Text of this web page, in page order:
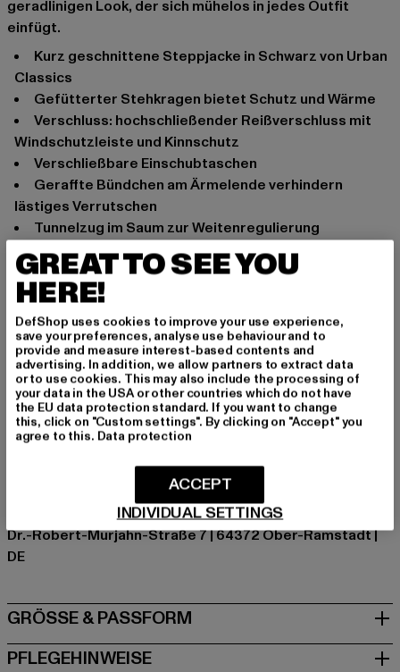
geradlinigen Look, der sich mühelos in jedes Outfit
einfügt.
Kurz geschnittene Steppjacke in Schwarz von Urban
Classics
Gefütterter Stehkragen bietet Schutz und Wärme
Verschluss: hochschließender Reißverschluss mit
Windschutzleiste und Kinnschutz
Verschließbare Einschubtaschen
Geraffte Bündchen am Ärmelende verhindern
lästiges Verrutschen
Tunnelzug im Saum zur Weitenregulierung
Bequeme Passform
Anlass: Street, Alltag, Casual
Ausschnitt: Stehkragen
Ärmelart: Langarm
Verschlussarten: Reißverschluss
Marke: Urban Classics
Kat.: Winterjacken
Farbe: schwarz
Hersteller Farbe: black
Materialzusammensetzung: 100% Polyester
Art.Nr: TB4759-00007
Hersteller: TB International GmbH |info@tbint.de
Dr.-Robert-Murjahn-Straße 7 | 64372 Ober-Ramstadt |
DE
GRÖSSE & PASSFORM
PFLEGEHINWEISE
GREAT TO SEE YOU
HERE!
DefShop uses cookies to improve your use experience,
save your preferences, analyse use behaviour and to
provide and measure interest-based contents and
advertising. In addition, we allow partners to extract data
or to use cookies. This may also include the processing of
your data in the USA or other countries which do not have
the EU data protection standard. If you want to change
this, click on "Custom settings". By clicking on "Accept" you
agree to this. Data protection
INDIVIDUAL SETTINGS
ACCEPT